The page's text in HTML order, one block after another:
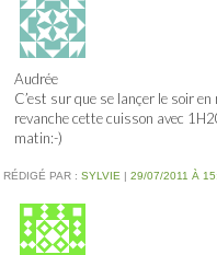
Audrée
C’est sur que se lançer le soir
revanche cette cuisson avec
matin:-)
RÉDIGÉ PAR : SYLVIE | 29/07/2011 À